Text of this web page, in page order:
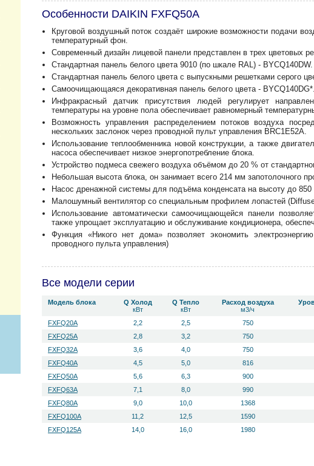
Особенности DAIKIN FXFQ50A
Круговой воздушный поток создаёт широкие возможности подачи
температурный фон.
Современный дизайн лицевой панели представлен в трех цветовых
Стандартная панель белого цвета 9010 (по шкале RAL) - BYCQ140DW.
Стандартная панель белого цвета c выпускными решетками серого
Самоочищающаяся декоративная панель белого цвета - BYCQ140DG*.
Инфракрасный датчик присутствия людей регулирует
температуры на уровне пола обеспечивает равномерный
Возможность управления распределением потоков воздуха
нескольких заслонок через проводной пульт управления BRC1E52A.
Использование теплообменника новой конструкции, а также
насоса обеспечивает низкое энергопотребление блока.
Устройство подмеса свежего воздуха объёмом до 20 % от
Небольшая высота блока, он занимает всего 214 мм запотолочного
Насос дренажной системы для подъёма конденсата на высоту до
Малошумный вентилятор со специальным профилем лопастей
Использование автоматически самоочищающейся панели
также упрощает эксплуатацию и обслуживание кондиционера,
Функция «Никого нет дома» позволяет экономить
проводного пульта управления)
Все модели серии
Модель блока
Q Холод
кВт
Q Тепло
кВт
Расход воздуха
м3/ч
FXFQ20A
2,2 2,5 750
FXFQ25A
2,8 3,2 750
FXFQ32A
3,6 4,0 750
FXFQ40A
4,5 5,0 816
FXFQ50A
5,6 6,3 900
FXFQ63A
7,1 8,0 990
FXFQ80А
9,0 10,0 1368
FXFQ100A
11,2 12,5 1590
FXFQ125A
14,0 16,0 1980